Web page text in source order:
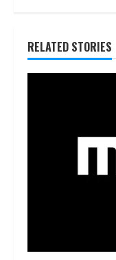
RELATED STORIES